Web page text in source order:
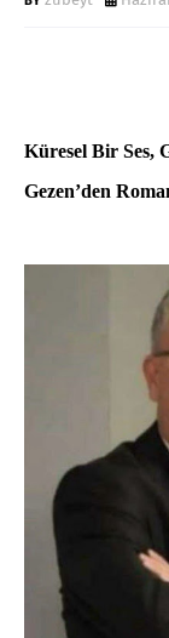
Küresel Bir Ses,
Gezen’den